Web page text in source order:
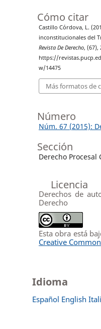
Cómo citar
Castillo Córdova, L.
inconstitucionales del
Revista De Derecho, (67),
https://
w/14475
Más formatos de
Número
Núm. 67 (2015):
Sección
Derecho Procesal
Licencia
Derechos de
Derecho
Esta obra está
Creative
Idioma
Español English